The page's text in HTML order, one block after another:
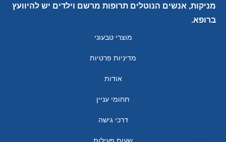
מניקות, אנשים הנוטלים תרופות מרשם וילדים יש להיוועץ
ברופא.
מוצרי טבעוני
מדיניות פרטיות
אודות
תחומי עניין
דרכי גישה